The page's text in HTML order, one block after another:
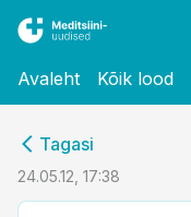
Avaleht Kõik lood
Tagasi
24.05.12, 17:38